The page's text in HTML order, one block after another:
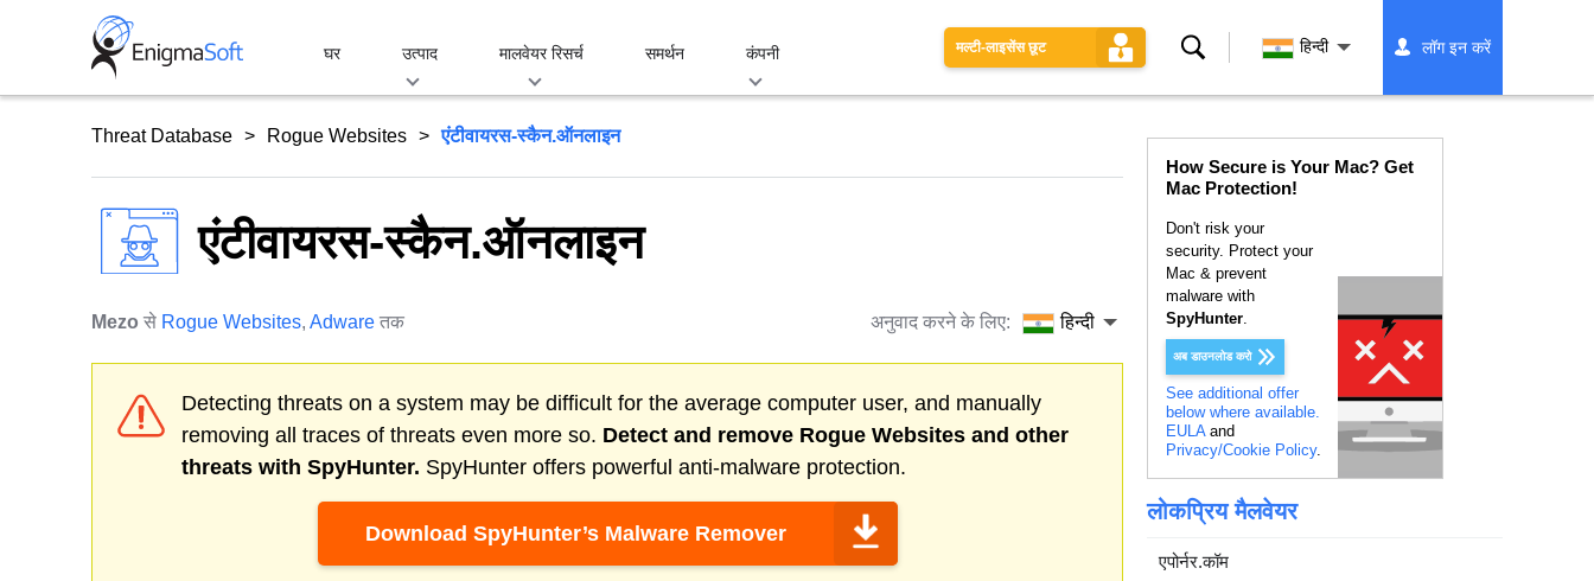
घर उत्पाद मालवेयर रिसर्च समर्थन कंपनी मल्टी-लाइसेंस छूट खोज हिन्दी लॉग इन करें
Threat Database Rogue Websites एंटीवायरस-स्कैन.ऑनलाइन
एंटीवायरस-स्कैन.ऑनलाइन
Mezo से Rogue Websites, Adware तक अनुवाद करने के लिए: हिन्दी
Detecting threats on a system may be difficult for the average computer user, and manually
removing all traces of threats even more so. Detect and remove Rogue Websites and other
threats with SpyHunter. SpyHunter offers powerful anti-malware protection.
Download SpyHunter’s Malware Remover
How Secure is Your Mac? Get
Mac Protection!
Don't risk your
security. Protect your
Mac & prevent
malware with
SpyHunter.
अब डाउनलोड करो
See additional offer
below where available.
EULAand
Privacy/Cookie Policy.
लोकप्रिय मैलवेयर
एपोर्नर.कॉम